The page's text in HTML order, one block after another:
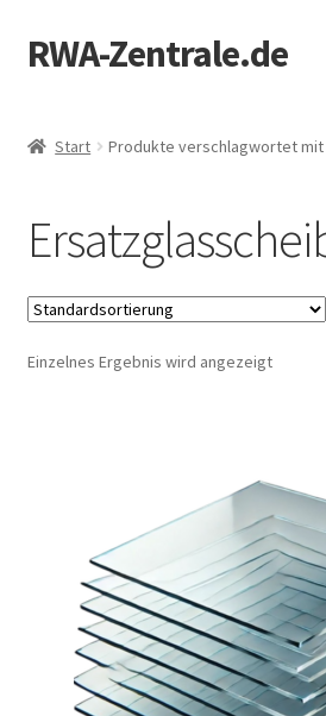
Zur
Navigation
Zum
Inhalt
RWA-Zentrale.de
Zertifizierung
Mein Konto
Kontakt
Start Produkte verschlagwortet mit
Einzelnes Ergebnis wird angezeigt